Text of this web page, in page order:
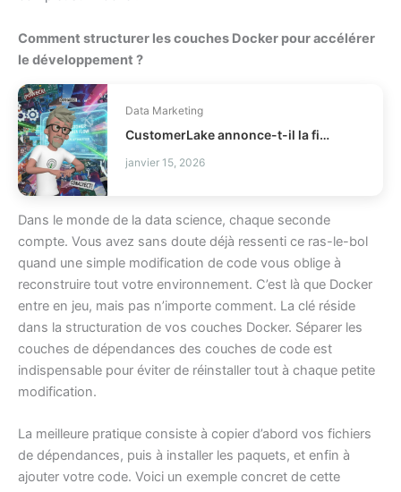
Comment structurer les couches Docker pour accélérer
le développement ?
Data Marketing
CustomerLake annonce-t-il la fin des CDP legacy ?
janvier 15, 2026
Dans le monde de la data science, chaque seconde
compte. Vous avez sans doute déjà ressenti ce ras-le-bol
quand une simple modification de code vous oblige à
reconstruire tout votre environnement. C’est là que Docker
entre en jeu, mais pas n’importe comment. La clé réside
dans la structuration de vos couches Docker. Séparer les
couches de dépendances des couches de code est
indispensable pour éviter de réinstaller tout à chaque petite
modification.
La meilleure pratique consiste à copier d’abord vos fichiers
de dépendances, puis à installer les paquets, et enfin à
ajouter votre code. Voici un exemple concret de cette